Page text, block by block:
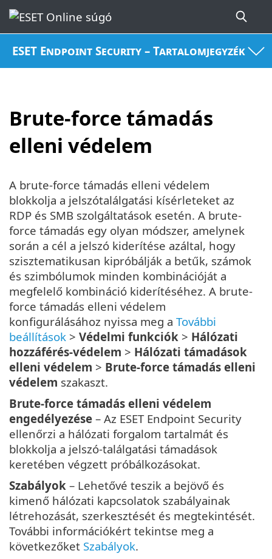
ESET Endpoint Security – Tartalomjegyzék
Brute-force támadás
elleni védelem
A brute-force támadás elleni védelem
blokkolja a jelszótalálgatási kísérleteket az
RDP és SMB szolgáltatások esetén. A brute-
force támadás egy olyan módszer, amelynek
során a cél a jelszó kiderítése azáltal, hogy
szisztematikusan kipróbálják a betűk, számok
és szimbólumok minden kombinációját a
megfelelő kombináció kiderítéséhez. A brute-
force támadás elleni védelem
konfigurálásához nyissa meg a További
beállítások > Védelmi funkciók > Hálózati
hozzáférés-védelem > Hálózati támadások
elleni védelem > Brute-force támadás elleni
védelem szakaszt.
Brute-force támadás elleni védelem
engedélyezése – Az ESET Endpoint Security
ellenőrzi a hálózati forgalom tartalmát és
blokkolja a jelszó-találgatási támadások
keretében végzett próbálkozásokat.
Szabályok – Lehetővé teszik a bejövő és
kimenő hálózati kapcsolatok szabályainak
létrehozását, szerkesztését és megtekintését.
További információkért tekintse meg a
következőket Szabályok.